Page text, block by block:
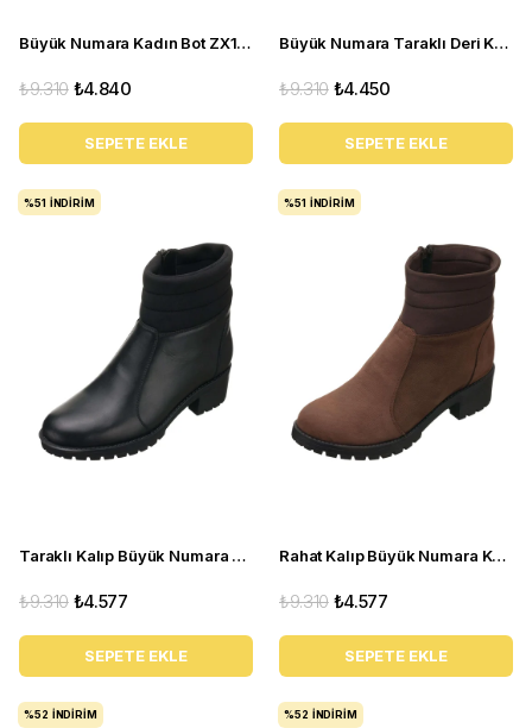
Büyük Numara Kadın Bot ZX1013 Siyah
₺4.840
₺9.310
SEPETE EKLE
Büyük Numara Taraklı Deri Kadın BOT YSM63 Kahve
₺4.450
₺9.310
SEPETE EKLE
Taraklı Kalıp Büyük Numara Kadın BOT Ysm14 Siyah
₺4.577
₺9.310
SEPETE EKLE
%51 İNDIRIM
Rahat Kalıp Büyük Numara Kadın BOT Ysm14 Kahve
₺4.577
₺9.310
SEPETE EKLE
%51 İNDIRIM
%52 İNDIRIM %52 İNDIRIM